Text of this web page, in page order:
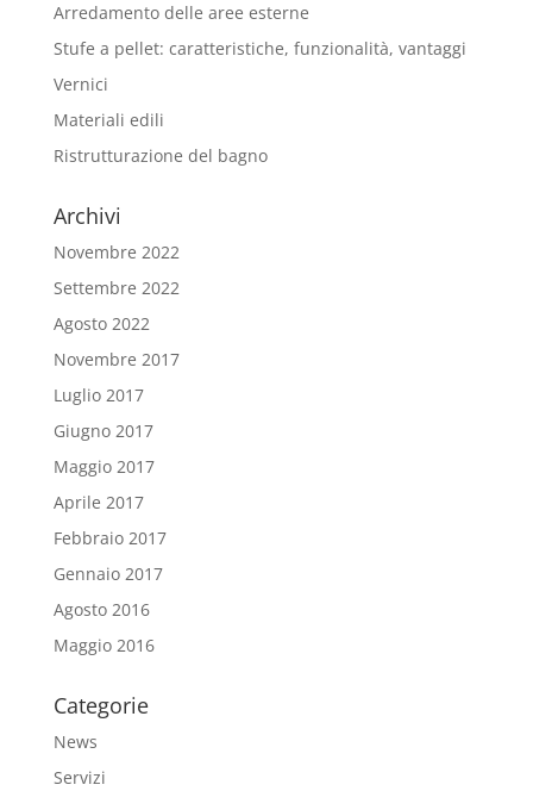
Arredamento delle aree esterne
Stufe a pellet: caratteristiche, funzionalità, vantaggi
Vernici
Materiali edili
Ristrutturazione del bagno
Archivi
Novembre 2022
Settembre 2022
Agosto 2022
Novembre 2017
Luglio 2017
Giugno 2017
Maggio 2017
Aprile 2017
Febbraio 2017
Gennaio 2017
Agosto 2016
Maggio 2016
Categorie
News
Servizi